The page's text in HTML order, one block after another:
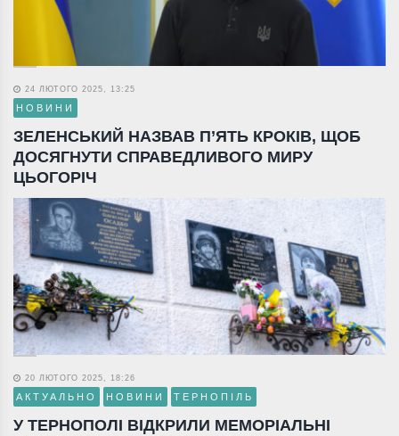
24 ЛЮТОГО 2025, 13:25
НОВИНИ
ЗЕЛЕНСЬКИЙ НАЗВАВ П’ЯТЬ КРОКІВ, ЩОБ
ДОСЯГНУТИ СПРАВЕДЛИВОГО МИРУ
ЦЬОГОРІЧ
20 ЛЮТОГО 2025, 18:26
АКТУАЛЬНО НОВИНИ ТЕРНОПІЛЬ
У ТЕРНОПОЛІ ВІДКРИЛИ МЕМОРІАЛЬНІ